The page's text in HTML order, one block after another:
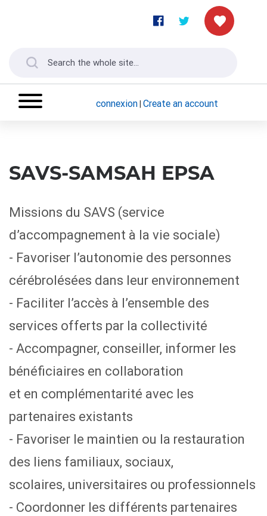
connexion| Create an account
SAVS-SAMSAH EPSA
Missions du SAVS (service
d’accompagnement à la vie sociale)
- Favoriser l’autonomie des personnes
cérébrolésées dans leur environnement
- Faciliter l’accès à l’ensemble des
services offerts par la collectivité
- Accompagner, conseiller, informer les
bénéficiaires en collaboration
et en complémentarité avec les
partenaires existants
- Favoriser le maintien ou la restauration
des liens familiaux, sociaux,
scolaires, universitaires ou professionnels
- Coordonner les différents partenaires